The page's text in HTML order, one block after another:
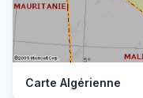
Carte Algérienne